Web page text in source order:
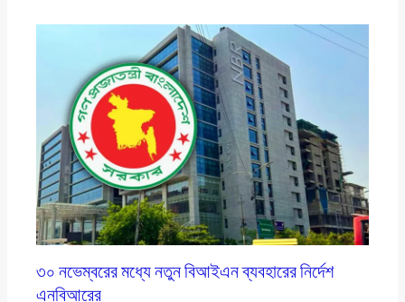
৩০ নভেম্বরের মধ্যে নতুন বিআইএন ব্যবহারের নির্দেশ
এনবিআরের